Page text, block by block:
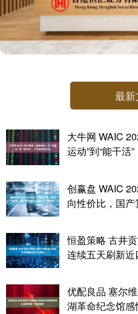
最
大牛网 WAIC
运动”到“能干活
创赢盘 WAIC
向性价比，国产
恒盈策略 古井
连续五天刷新
优配良品 塞尔
湖革命纪念馆感